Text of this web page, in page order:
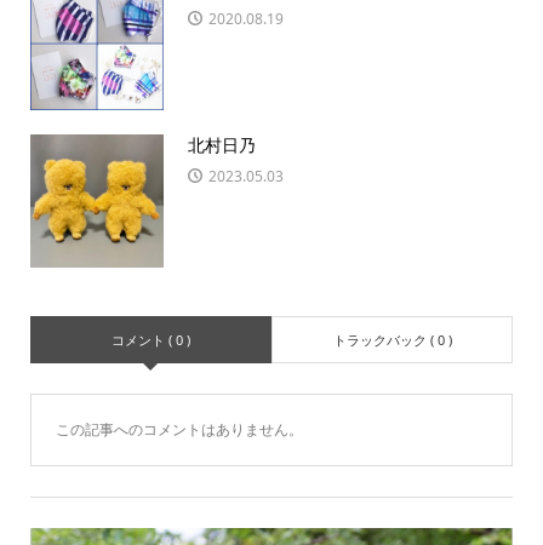
2020.08.19
北村日乃
2023.05.03
コメント ( 0 ) トラックバック ( 0 )
この記事へのコメントはありません。